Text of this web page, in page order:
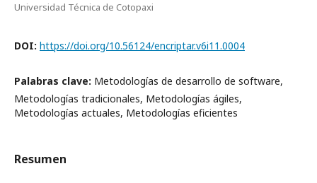
Universidad Técnica de Cotopaxi
DOI: https://doi.org/10.56124/encriptar.v6i11.0004
Palabras clave: Metodologías de desarrollo de software,
Metodologías tradicionales, Metodologías ágiles,
Metodologías actuales, Metodologías eficientes
Resumen